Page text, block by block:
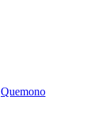
Quemono